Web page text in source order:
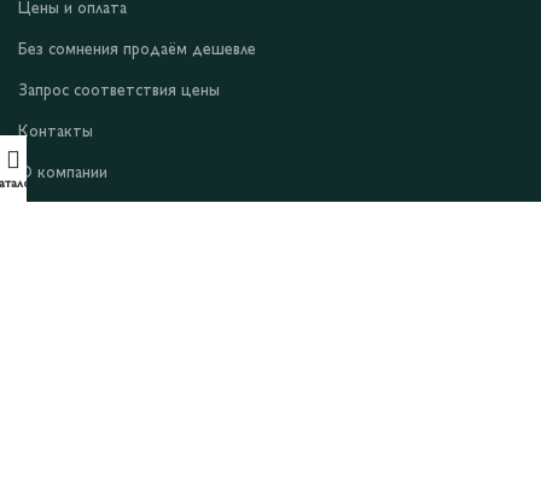
Цены и оплата
Без сомнения продаём дешевле
Запрос соответствия цены
Контакты
О компании